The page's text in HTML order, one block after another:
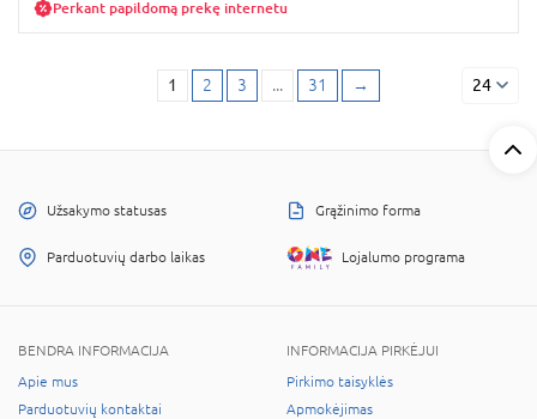
Perkant papildomą prekę internetu
1 2 3 ... 31 → 24
Užsakymo statusas Grąžinimo forma
Parduotuvių darbo laikas Lojalumo programa
BENDRA INFORMACIJA
Apie mus
Parduotuvių kontaktai
INFORMACIJA PIRKĖJUI
Pirkimo taisyklės
Apmokėjimas